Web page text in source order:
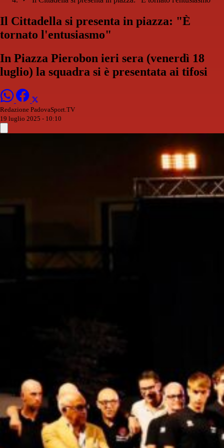
Il Cittadella si presenta in piazza: "È
tornato l'entusiasmo"
In Piazza Pierobon ieri sera (venerdì 18
luglio) la squadra si è presentata ai tifosi
Redazione PadovaSport.TV
19 luglio 2025 - 10:10